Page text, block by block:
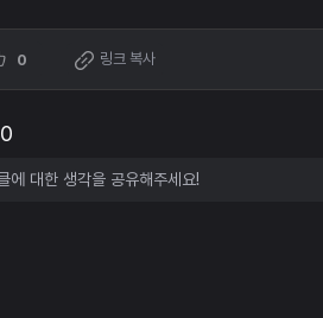
0 링크 복사
0